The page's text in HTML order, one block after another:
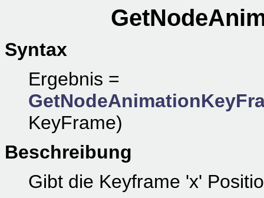
Syntax
Ergebnis =
KeyFrame)
Beschreibung
Gibt die Keyframe 'x'